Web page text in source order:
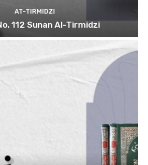
AT-TIRMIDZI
112 Sunan Al-Tirmidzi